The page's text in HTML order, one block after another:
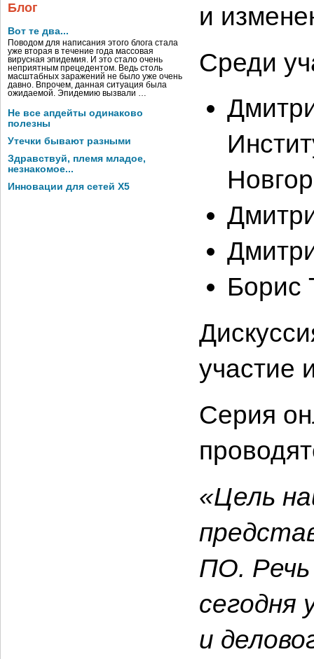
Блог
Вот те два...
Поводом для написания этого блога стала
уже вторая в течение года массовая
вирусная эпидемия. И это стало очень
неприятным прецедентом. Ведь столь
масштабных заражений не было уже очень
давно. Впрочем, данная ситуация была
ожидаемой. Эпидемию вызвали …
Не все апдейты одинаково
полезны
Утечки бывают разными
Здравствуй, племя младое,
незнакомое...
Инновации для сетей X5
и
Среди
Борис
участие
Серия
«Цель
ПО. Речь
сегодня
и